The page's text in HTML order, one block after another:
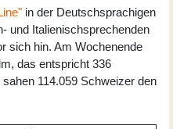
in der Deutschsprachigen
und Italienischsprechenden
sich hin. Am Wochenende
das entspricht 336
114.059 Schweizer den